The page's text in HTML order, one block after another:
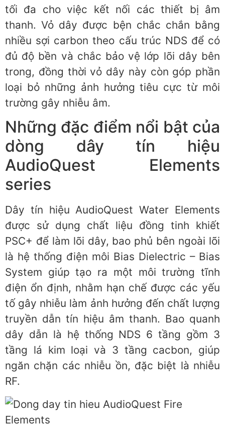
tối đa cho việc kết nối các thiết bị âm
thanh. Vỏ dây được bện chắc chắn bằng
nhiều sợi carbon theo cấu trúc NDS để có
đủ độ bền và chắc bảo vệ lớp lõi dây bên
trong, đồng thời vỏ dây này còn góp phần
loại bỏ những ảnh hưởng tiêu cực từ môi
trường gây nhiễu âm.
Những đặc điểm nổi bật của
dòng dây tín hiệu
AudioQuest Elements
series
Dây tín hiệu AudioQuest Water Elements
được sử dụng chất liệu đồng tinh khiết
PSC+ để làm lõi dây, bao phủ bên ngoài lõi
là hệ thống điện môi Bias Dielectric – Bias
System giúp tạo ra một môi trường tĩnh
điện ổn định, nhằm hạn chế được các yếu
tố gây nhiễu làm ảnh hưởng đến chất lượng
truyền dẫn tín hiệu âm thanh. Bao quanh
dây dẫn là hệ thống NDS 6 tầng gồm 3
tầng lá kim loại và 3 tầng cacbon, giúp
ngăn chặn các nhiễu ồn, đặc biệt là nhiễu
RF.